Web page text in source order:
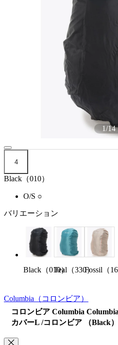
1/14
4
Black（010）
O/S ○
バリエーション
Black（010）Teal（330）Fossil（
Columbia （コロンビア）
コロンビア Columbia
カバーL /コロンビア （Black）